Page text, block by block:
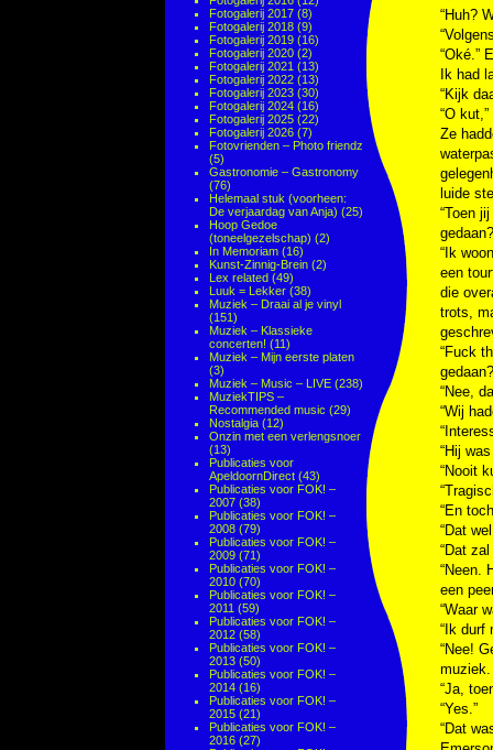
Fotogalerij 2017 (8)
Fotogalerij 2018 (9)
Fotogalerij 2019 (16)
Fotogalerij 2020 (2)
Fotogalerij 2021 (13)
Fotogalerij 2022 (13)
Fotogalerij 2023 (30)
Fotogalerij 2024 (16)
Fotogalerij 2025 (22)
Fotogalerij 2026 (7)
Fotovrienden – Photo friendz
(5)
Gastronomie – Gastronomy
(76)
Helemaal stuk (voorheen:
De verjaardag van Anja) (25)
Hoop Gedoe
(toneelgezelschap) (2)
In Memoriam (16)
Kunst-Zinnig-Brein (2)
Lex related (49)
Luuk = Lekker (38)
Muziek – Draai al je vinyl
(151)
Muziek – Klassieke
concerten! (11)
Muziek – Mijn eerste platen
(3)
Muziek – Music – LIVE (238)
MuziekTIPS –
Recommended music (29)
Nostalgia (12)
Onzin met een verlengsnoer
(13)
Publicaties voor
ApeldoornDirect (43)
Publicaties voor FOK! –
2007 (38)
Publicaties voor FOK! –
2008 (79)
Publicaties voor FOK! –
2009 (71)
Publicaties voor FOK! –
2010 (70)
Publicaties voor FOK! –
2011 (59)
Publicaties voor FOK! –
2012 (58)
Publicaties voor FOK! –
2013 (50)
Publicaties voor FOK! –
2014 (16)
Publicaties voor FOK! –
2015 (21)
Publicaties voor FOK! –
2016 (27)
“Huh?
“Oké.”
Ik had
“Kijk
“O
Ze
luide
“Toen
“Ik
een
die
trots,
“Fuck
“Nee,
“Wij
“Hij
“Nooit
“En
“Dat
“Dat
“Neen.
een
“Waar
“Ik durf
“Nee!
“Ja,
“Yes.”
“Dat